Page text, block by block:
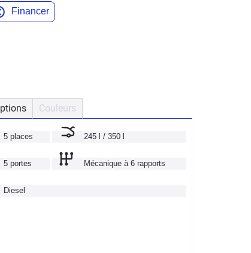
Financer
Couleurs
5 places 245 l / 350 l
5 portes Mécanique à 6 rapports
Diesel